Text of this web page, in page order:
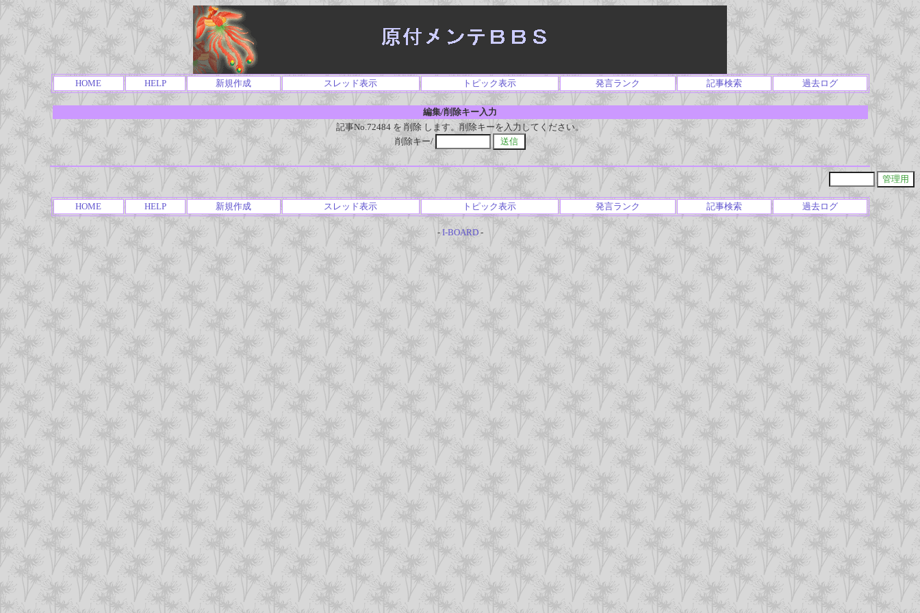
HOME HELP 新規作成 スレッド表示 トピック表示 発言ランク 記事検索 過去ログ
編集/削除キー入力
記事No.72484 を 削除 します。削除キーを入力してください。
削除キー/
HOME HELP 新規作成 スレッド表示 トピック表示 発言ランク 記事検索 過去ログ
- I-BOARD-